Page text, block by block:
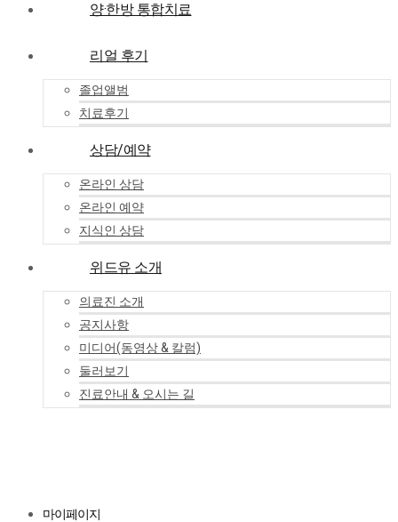
양·한방 통합치료
리얼 후기
졸업앨범
치료후기
상담/예약
온라인 상담
온라인 예약
지식인 상담
위드유 소개
의료진 소개
공지사항
미디어(동영상 & 칼럼)
둘러보기
진료안내 & 오시는 길
마이페이지